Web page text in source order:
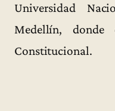
Universidad
Medellín, donde
Constitucional.